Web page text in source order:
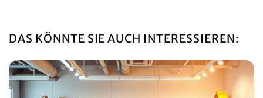
DAS KÖNNTE SIE AUCH INTERESSIEREN: